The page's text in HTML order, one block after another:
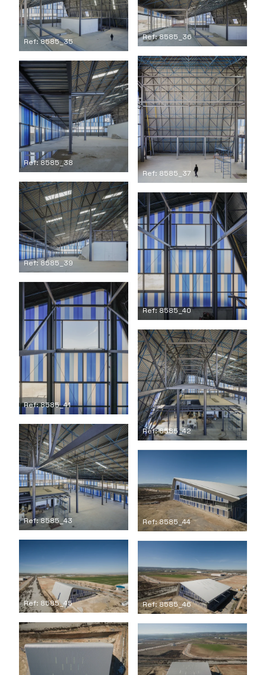
Ref: 8585_35
Ref: 8585_36
Ref: 8585_37
Ref: 8585_38
Ref: 8585_39
Ref: 8585_40
Ref: 8585_41
Ref: 8585_42
Ref: 8585_43 Ref: 8585_44
Ref: 8585_45 Ref: 8585_46